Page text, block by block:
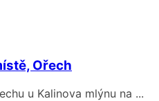
Ořech
u Kalinova mlýnu na ...